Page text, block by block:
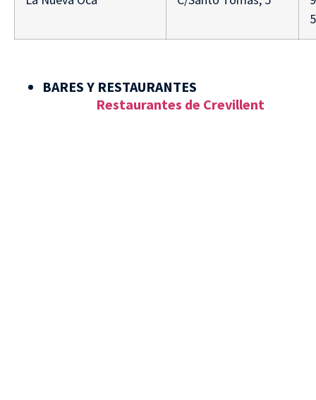
BARES Y RESTAURANTES
Restaurantes de Crevillent